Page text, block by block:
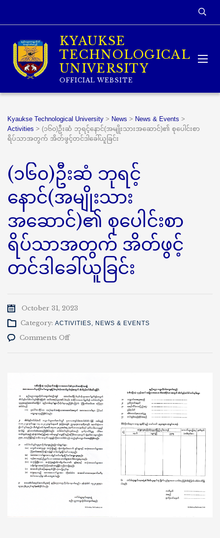
KYAUKSE
TECHNOLOGICAL
UNIVERSITY
OFFICIAL WEBSITE
Kyaukse Technological University > News > News & Events >
Activities > (၁၆၀)ဦးဆံ ဘုရင့်နောင်(အမျိုးသားအဆောင်)၏ စုပေါင်းစာ
ရိပ်သာအတွက် အိတ်ဖွင့်တင်ဒါခေါ်ယူခြင်း
(၁၆၀)ဦးဆံ ဘုရင့်
နောင်(အမျိုးသား
အဆောင်)၏ စုပေါင်းစာ
ရိပ်သာအတွက် အိတ်ဖွင့်
တင်ဒါခေါ်ယူခြင်း
October 31, 2023
Category: ACTIVITIES, NEWS & EVENTS
Comments Offon
အဆောင်)၏
စုပေါင်း
စာ
အတွက်
အိတ်
ဖွင့်
တင်ဒါ
ခေါ်
ယူ
ခြင်း